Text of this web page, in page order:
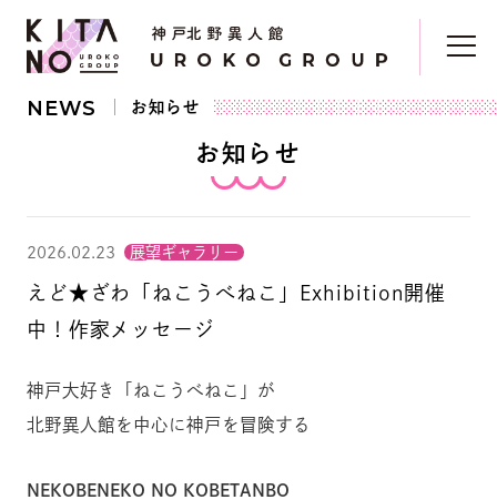
NEWS お知らせ
お知らせ
2026.02.23 展望ギャラリー
えど★ざわ「ねこうべねこ」Exhibition開催
中！作家メッセージ
神戸大好き「ねこうべねこ」が
北野異人館を中心に神戸を冒険する
NEKOBENEKO NO KOBETANBO